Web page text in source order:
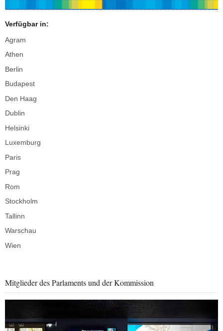
Verfügbar in:
Agram
Athen
Berlin
Budapest
Den Haag
Dublin
Helsinki
Luxemburg
Paris
Prag
Rom
Stockholm
Tallinn
Warschau
Wien
Mitglieder des Parlaments und der Kommission